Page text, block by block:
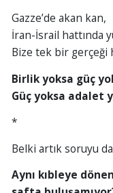
Gazze’de akan kan,
İran-İsrail hattında
Bize tek bir gerçeği
Birlik yoksa güç
Güç yoksa adalet
*
Belki artık soruyu
Aynı kıbleye